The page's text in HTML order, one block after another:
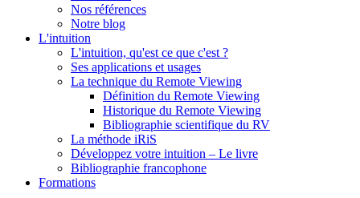
Nos références
Notre blog
L'intuition
L'intuition, qu'est ce que c'est ?
Ses applications et usages
La technique du Remote Viewing
Définition du Remote Viewing
Historique du Remote Viewing
Bibliographie scientifique du RV
La méthode iRiS
Développez votre intuition – Le livre
Bibliographie francophone
Formations